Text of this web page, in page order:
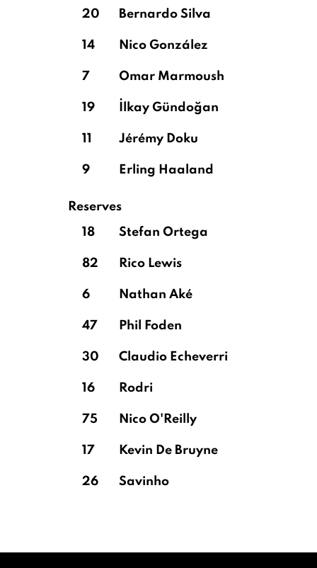
20 Bernardo Silva
14 Nico González
7 Omar Marmoush
19 İlkay Gündoğan
11 Jérémy Doku
9 Erling Haaland
Reserves
18
Stefan Ortega
82 Rico Lewis
6 Nathan Aké
47 Phil Foden
30 Claudio Echeverri
16 Rodri
75 Nico O'Reilly
17 Kevin De Bruyne
26 Savinho